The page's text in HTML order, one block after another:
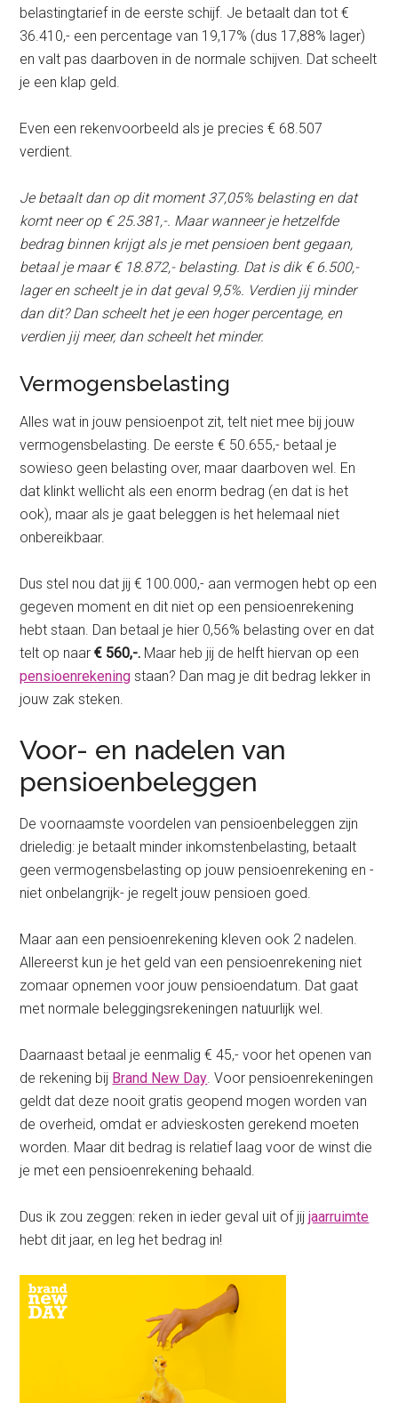
belastingtarief in de eerste schijf. Je betaalt dan tot €
36.410,- een percentage van 19,17% (dus 17,88% lager)
en valt pas daarboven in de normale schijven. Dat scheelt
je een klap geld.
Even een rekenvoorbeeld als je precies € 68.507
verdient.
Je betaalt dan op dit moment 37,05% belasting en dat
komt neer op € 25.381,-. Maar wanneer je hetzelfde
bedrag binnen krijgt als je met pensioen bent gegaan,
betaal je maar € 18.872,- belasting. Dat is dik € 6.500,-
lager en scheelt je in dat geval 9,5%. Verdien jij minder
dan dit? Dan scheelt het je een hoger percentage, en
verdien jij meer, dan scheelt het minder.
Vermogensbelasting
Alles wat in jouw pensioenpot zit, telt niet mee bij jouw
vermogensbelasting. De eerste € 50.655,- betaal je
sowieso geen belasting over, maar daarboven wel. En
dat klinkt wellicht als een enorm bedrag (en dat is het
ook), maar als je gaat beleggen is het helemaal niet
onbereikbaar.
Dus stel nou dat jij € 100.000,- aan vermogen hebt op een
gegeven moment en dit niet op een pensioenrekening
hebt staan. Dan betaal je hier 0,56% belasting over en dat
telt op naar€ 560,-. Maar heb jij de helft hiervan op een
pensioenrekening staan? Dan mag je dit bedrag lekker in
jouw zak steken.
Voor- en nadelen van
pensioenbeleggen
De voornaamste voordelen van pensioenbeleggen zijn
drieledig: je betaalt minder inkomstenbelasting, betaalt
geen vermogensbelasting op jouw pensioenrekening en -
niet onbelangrijk- je regelt jouw pensioen goed.
Maar aan een pensioenrekening kleven ook 2 nadelen.
Allereerst kun je het geld van een pensioenrekening niet
zomaar opnemen voor jouw pensioendatum. Dat gaat
met normale beleggingsrekeningen natuurlijk wel.
Daarnaast betaal je eenmalig € 45,- voor het openen van
de rekening bij Brand New Day. Voor pensioenrekeningen
geldt dat deze nooit gratis geopend mogen worden van
de overheid, omdat er advieskosten gerekend moeten
worden. Maar dit bedrag is relatief laag voor de winst die
je met een pensioenrekening behaald.
Dus ik zou zeggen: reken in ieder geval uit of jijjaarruimte
hebt dit jaar, en leg het bedrag in!